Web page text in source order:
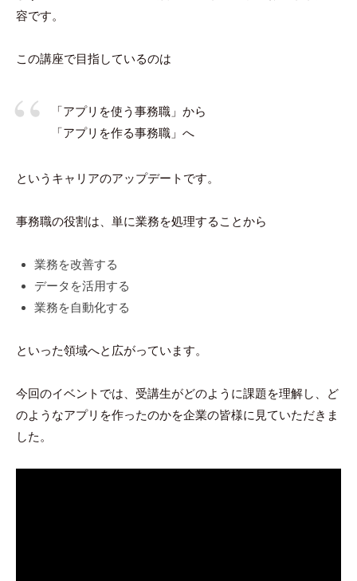
容です。
この講座で目指しているのは
「アプリを使う事務職」から
「アプリを作る事務職」へ
というキャリアのアップデートです。
事務職の役割は、単に業務を処理することから
業務を改善する
データを活用する
業務を自動化する
といった領域へと広がっています。
今回のイベントでは、受講生がどのように課題を理解し、ど
のようなアプリを作ったのかを企業の皆様に見ていただきま
した。